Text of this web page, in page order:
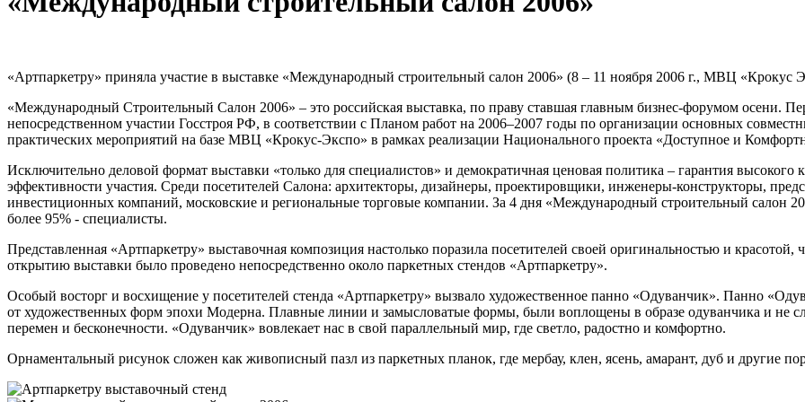
«Артпаркетру» приняла участие в выставке «Международный строительный салон 2006» (8 – 11 ноября 2006 г., МВЦ «Крокус
«Международный Строительный Салон 2006» – это российская выставка, по праву ставшая главным бизнес-форумом осени.
непосредственном участии Госстроя РФ, в соответствии с Планом работ на 2006–2007 годы по организации основных
практических мероприятий на базе МВЦ «Крокус-Экспо» в рамках реализации Национального проекта «Доступное и
Исключительно деловой формат выставки «только для специалистов» и демократичная ценовая политика – гарантия высокого
эффективности участия. Среди посетителей Салона: архитекторы, дизайнеры, проектировщики, инженеры-конструкторы,
инвестиционных компаний, московские и региональные торговые компании. За 4 дня «Международный строительный салон
более 95% - специалисты.
Представленная «Артпаркетру» выставочная композиция настолько поразила посетителей своей оригинальностью и красотой,
открытию выставки было проведено непосредственно около паркетных стендов «Артпаркетру».
Особый восторг и восхищение у посетителей стенда «Артпаркетру» вызвало художественное панно «Одуванчик». Панно
от художественных форм эпохи Модерна. Плавные линии и замысловатые формы, были воплощены в образе одуванчика и не
перемен и бесконечности. «Одуванчик» вовлекает нас в свой параллельный мир, где светло, радостно и комфортно.
Орнаментальный рисунок сложен как живописный пазл из паркетных планок, где мербау, клен, ясень, амарант, дуб и другие